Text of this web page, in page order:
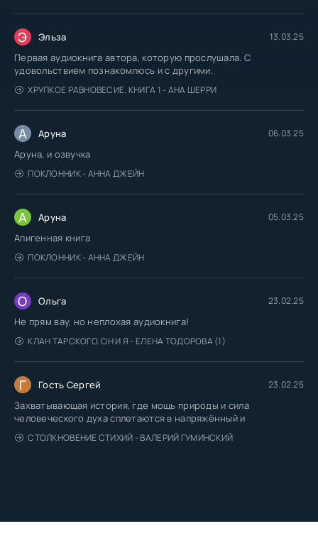
Э Эльза 13.03.25
Первая аудиокнига автора, которую прослушала. С
удовольствием познакомлюсь и с другими.
ХРУПКОЕ РАВНОВЕСИЕ. КНИГА 1 - АНА ШЕРРИ
А Аруна 06.03.25
Аруна, и озвучка
ПОКЛОННИК - АННА ДЖЕЙН
А Аруна 05.03.25
Апигенная книга
ПОКЛОННИК - АННА ДЖЕЙН
О Ольга 23.02.25
Не прям вау, но неплохая аудиокнига!
КЛАН ТАРСКОГО. ОН И Я - ЕЛЕНА ТОДОРОВА (1)
Г Гость Сергей 23.02.25
Захватывающая история, где мощь природы и сила
человеческого духа сплетаются в напряжённый и
СТОЛКНОВЕНИЕ СТИХИЙ - ВАЛЕРИЙ ГУМИНСКИЙ